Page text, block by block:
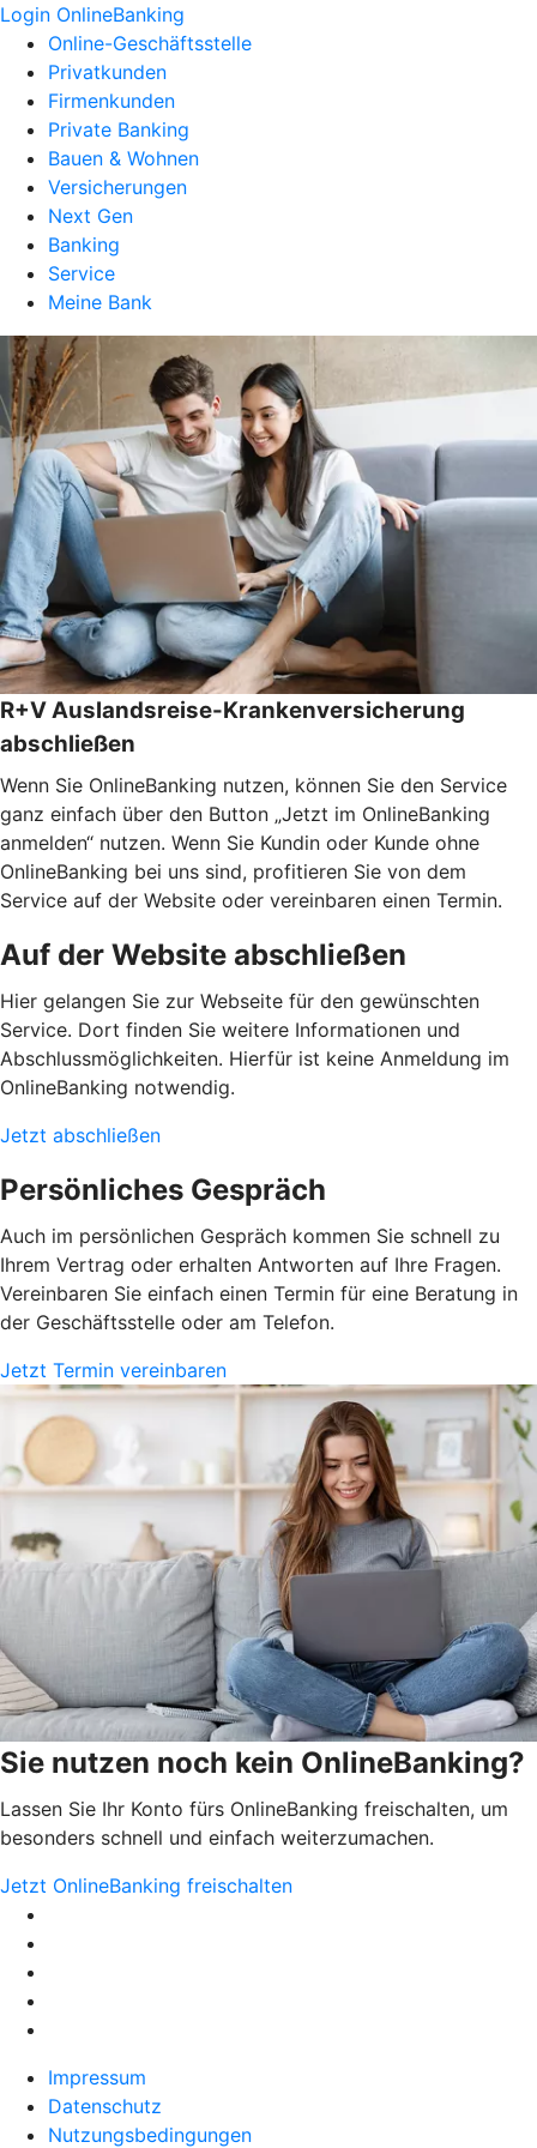
Login OnlineBanking
Online-Geschäftsstelle
Privatkunden
Firmenkunden
Private Banking
Bauen & Wohnen
Versicherungen
Next Gen
Banking
Service
Meine Bank
R+V Auslandsreise-Krankenversicherung
abschließen
Wenn Sie OnlineBanking nutzen, können Sie den Service
ganz einfach über den Button „Jetzt im OnlineBanking
anmelden“ nutzen. Wenn Sie Kundin oder Kunde ohne
OnlineBanking bei uns sind, profitieren Sie von dem
Service auf der Website oder vereinbaren einen Termin.
Auf der Website abschließen
Hier gelangen Sie zur Webseite für den gewünschten
Service. Dort finden Sie weitere Informationen und
Abschlussmöglichkeiten. Hierfür ist keine Anmeldung im
OnlineBanking notwendig.
Jetzt abschließen
Persönliches Gespräch
Auch im persönlichen Gespräch kommen Sie schnell zu
Ihrem Vertrag oder erhalten Antworten auf Ihre Fragen.
Vereinbaren Sie einfach einen Termin für eine Beratung in
der Geschäftsstelle oder am Telefon.
Jetzt Termin vereinbaren
Sie nutzen noch kein OnlineBanking?
Lassen Sie Ihr Konto fürs OnlineBanking freischalten, um
besonders schnell und einfach weiterzumachen.
Jetzt OnlineBanking freischalten
Impressum
Datenschutz
Nutzungsbedingungen